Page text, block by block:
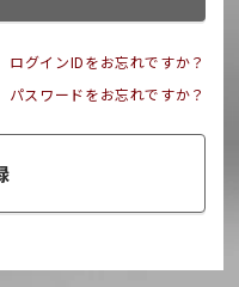
ログインIDをお忘れですか？
パスワードをお忘れですか？